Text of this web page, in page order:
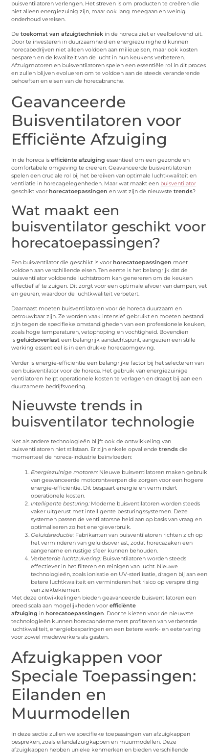
buisventilatoren verlengen. Het streven is om producten te creëren die
niet alleen energiezuinig zijn, maar ook lang meegaan en weinig
onderhoud vereisen.
Detoekomst van afzuigtechniek in de horeca ziet er veelbelovend uit.
Door te investeren in duurzaamheid en energiezuinigheid kunnen
horecabedrijven niet alleen voldoen aan milieueisen, maar ook kosten
besparen en de kwaliteit van de lucht in hun keukens verbeteren.
Afzuigmotoren en buisventilatoren spelen een essentiële rol in dit proces
en zullen blijven evolueren om te voldoen aan de steeds veranderende
behoeften en eisen van de horecabranche.
Geavanceerde
Buisventilatoren voor
Efficiënte Afzuiging
In de horeca isefficiënte afzuiging essentieel om een gezonde en
comfortabele omgeving te creëren. Geavanceerde buisventilatoren
spelen een cruciale rol bij het bereiken van optimale luchtkwaliteit en
ventilatie in horecagelegenheden. Maar wat maakt een buisventilator
geschikt voor horecatoepassingen en wat zijn de nieuwstetrends?
Wat maakt een
buisventilator geschikt voor
horecatoepassingen?
Een buisventilator die geschikt is voor horecatoepassingen moet
voldoen aan verschillende eisen. Ten eerste is het belangrijk dat de
buisventilator voldoende luchtstroom kan genereren om de keuken
effectief af te zuigen. Dit zorgt voor een optimale afvoer van dampen, vet
en geuren, waardoor de luchtkwaliteit verbetert.
Daarnaast moeten buisventilatoren voor de horeca duurzaam en
betrouwbaar zijn. Ze worden vaak intensief gebruikt en moeten bestand
zijn tegen de specifieke omstandigheden van een professionele keuken,
zoals hoge temperaturen, vetophoping en vochtigheid. Bovendien
isgeluidsoverlast een belangrijk aandachtspunt, aangezien een stille
werking essentieel is in een drukke horecaomgeving.
Verder is energie-efficiëntie een belangrijke factor bij het selecteren van
een buisventilator voor de horeca. Het gebruik van energiezuinige
ventilatoren helpt operationele kosten te verlagen en draagt bij aan een
duurzamere bedrijfsvoering.
Nieuwste trends in
buisventilator technologie
Net als andere technologieën blijft ook de ontwikkeling van
buisventilatoren niet stilstaan. Er zijn enkele opvallendetrends die
momenteel de horeca-industrie beïnvloeden:
Energiezuinige motoren: Nieuwe buisventilatoren maken gebruik
van geavanceerde motorontwerpen die zorgen voor een hogere
energie-efficiëntie. Dit bespaart energie en vermindert
operationele kosten.
Intelligente besturing: Moderne buisventilatoren worden steeds
vaker uitgerust met intelligente besturingssystemen. Deze
systemen passen de ventilatorsnelheid aan op basis van vraag en
optimaliseren zo het energieverbruik.
Geluidsreductie: Fabrikanten van buisventilatoren richten zich op
het verminderen van geluidsoverlast, zodat horecazaken een
aangename en rustige sfeer kunnen behouden.
Verbeterde luchtzuivering: Buisventilatoren worden steeds
effectiever in het filteren en reinigen van lucht. Nieuwe
technologieën, zoals ionisatie en UV-sterilisatie, dragen bij aan een
betere luchtkwaliteit en verminderen het risico op verspreiding
van ziektekiemen.
Met deze ontwikkelingen bieden geavanceerde buisventilatoren een
breed scala aan mogelijkheden voorefficiënte
afzuiging in horecatoepassingen. Door te kiezen voor de nieuwste
technologieën kunnen horecaondernemers profiteren van verbeterde
luchtkwaliteit, energiebesparingen en een betere werk- en eetervaring
voor zowel medewerkers als gasten.
Afzuigkappen voor
Speciale Toepassingen:
Eilanden en
Muurmodellen
In deze sectie zullen we specifieke toepassingen van afzuigkappen
bespreken, zoals eilandafzuigkappen en muurmodellen. Deze
afzuigkappen hebben unieke kenmerken en bieden verschillende